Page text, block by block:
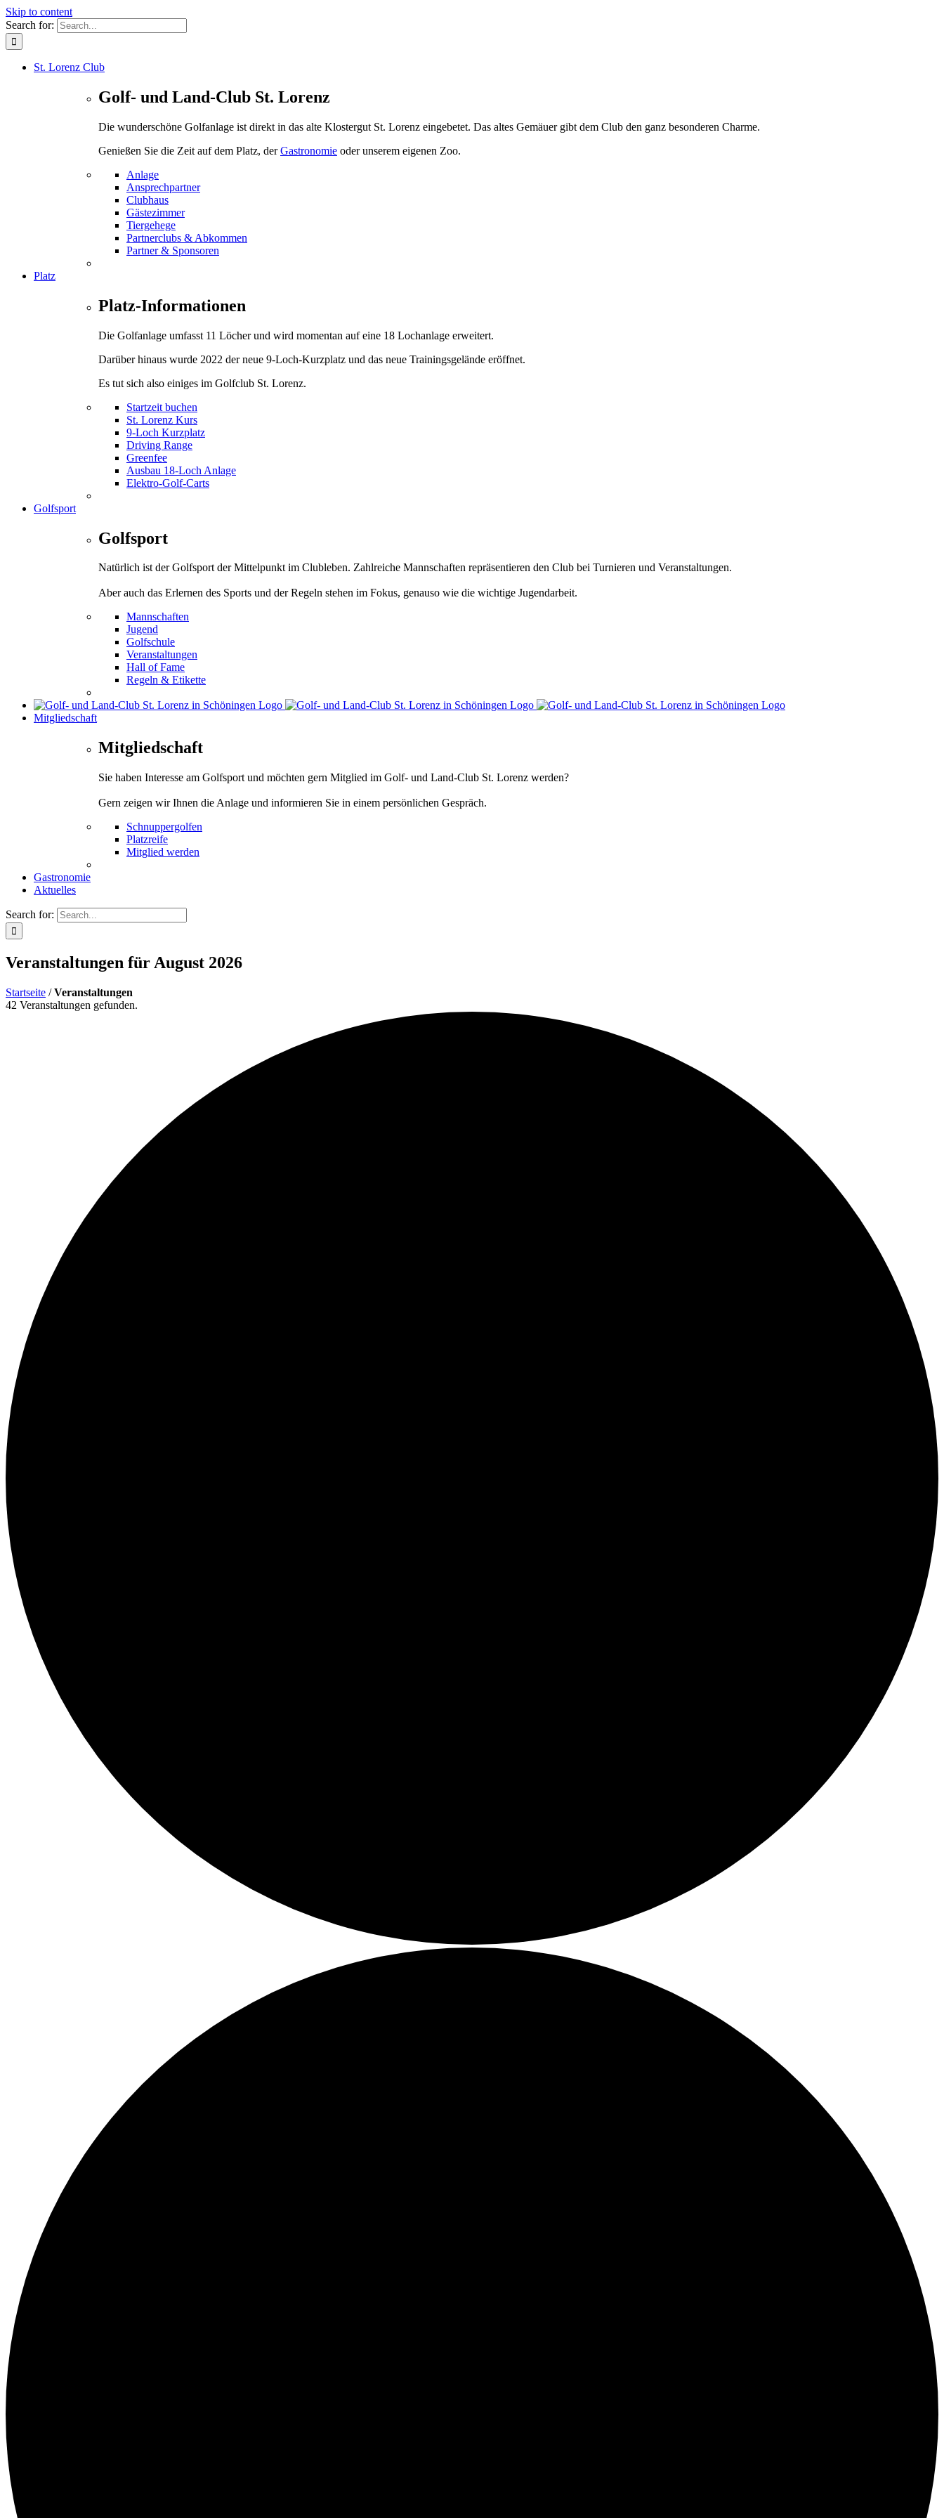
Skip to content
Search for:
St. Lorenz Club
Golf- und Land-Club St. Lorenz
Die wunderschöne Golfanlage ist direkt in das alte Klostergut St. Lorenz eingebetet. Das altes Gemäuer gibt dem Club den ganz besonderen Charme.
Genießen Sie die Zeit auf dem Platz, derGastronomie oder unserem eigenen Zoo.
Anlage
Ansprechpartner
Clubhaus
Gästezimmer
Tiergehege
Partnerclubs & Abkommen
Partner & Sponsoren
Platz
Platz-Informationen
Die Golfanlage umfasst 11 Löcher und wird momentan auf eine 18 Lochanlage erweitert.
Darüber hinaus wurde 2022 der neue 9-Loch-Kurzplatz und das neue Trainingsgelände eröffnet.
Es tut sich also einiges im Golfclub St. Lorenz.
Startzeit buchen
St. Lorenz Kurs
9-Loch Kurzplatz
Driving Range
Greenfee
Ausbau 18-Loch Anlage
Elektro-Golf-Carts
Golfsport
Golfsport
Natürlich ist der Golfsport der Mittelpunkt im Clubleben. Zahlreiche Mannschaften repräsentieren den Club bei Turnieren und Veranstaltungen.
Aber auch das Erlernen des Sports und der Regeln stehen im Fokus, genauso wie die wichtige Jugendarbeit.
Mannschaften
Jugend
Golfschule
Veranstaltungen
Hall of Fame
Regeln & Etikette
Mitgliedschaft
Mitgliedschaft
Sie haben Interesse am Golfsport und möchten gern Mitglied im Golf- und Land-Club St. Lorenz werden?
Gern zeigen wir Ihnen die Anlage und informieren Sie in einem persönlichen Gespräch.
Schnuppergolfen
Platzreife
Mitglied werden
Gastronomie
Aktuelles
Search for:
Veranstaltungen für August 2026
Startseite /Veranstaltungen
42 Veranstaltungen gefunden.